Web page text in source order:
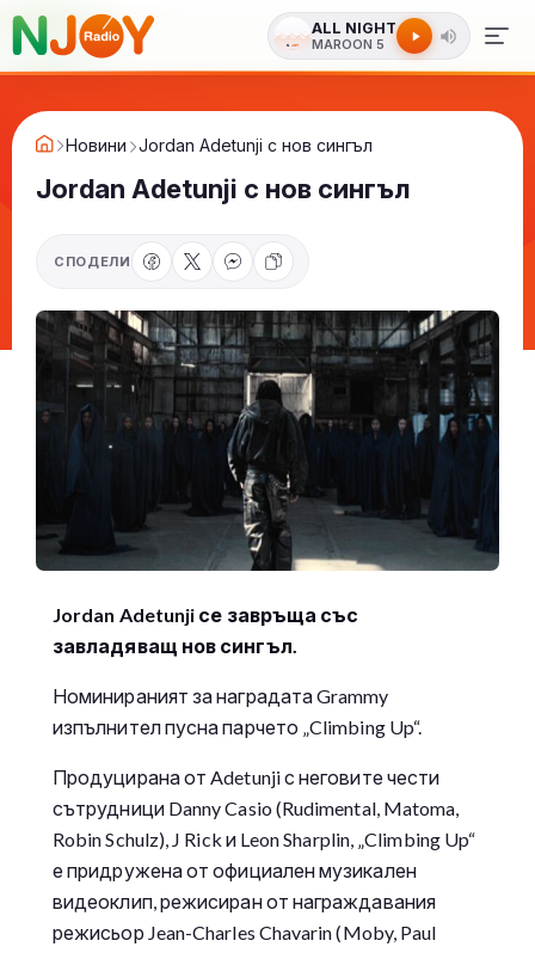
ALL NIGHT
MAROON 5
Новини Jordan Adetunji с нов сингъл
Jordan Adetunji с нов сингъл
СПОДЕЛИ
Jordan Adetunji се завръща със
завладяващ нов сингъл.
Номинираният за наградата Grammy
изпълнител пусна парчето „Climbing Up“.
Продуцирана от Adetunji с неговите чести
сътрудници Danny Casio (Rudimental, Matoma,
Robin Schulz), J Rick и Leon Sharplin, „Climbing Up“
е придружена от официален музикален
видеоклип, режисиран от награждавания
режисьор Jean-Charles Chavarin (Moby, Paul